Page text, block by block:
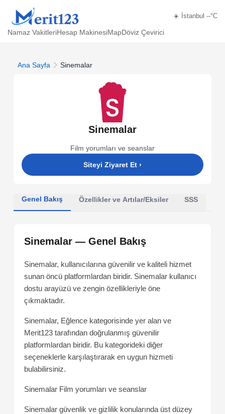
☀️ İstanbul --°C
Namaz VakitleriHesap MakinesiMapDöviz Çevirici
Ana Sayfa Sinemalar
Sinemalar
Film yorumları ve seanslar
Siteyi Ziyaret Et ›
Genel Bakış Özellikler ve Artılar/Eksiler SSS
Sinemalar — Genel Bakış
Sinemalar, kullanıcılarına güvenilir ve kaliteli hizmet
sunan öncü platformlardan biridir. Sinemalar kullanıcı
dostu arayüzü ve zengin özellikleriyle öne
çıkmaktadır.
Sinemalar, Eğlence kategorisinde yer alan ve
Merit123 tarafından doğrulanmış güvenilir
platformlardan biridir. Bu kategorideki diğer
seçeneklerle karşılaştırarak en uygun hizmeti
bulabilirsiniz.
Sinemalar Film yorumları ve seanslar
Sinemalar güvenlik ve gizlilik konularında üst düzey